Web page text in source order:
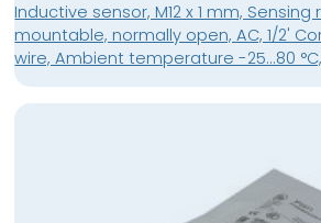
Inductive sensor, M12 x 1 mm,
mountable, normally open, AC, 1/2'
wire, Ambient temperature -25...80
frequency 25 Hz